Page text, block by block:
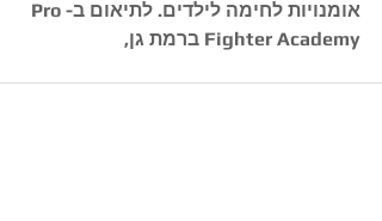
אומנויות לחימה לילדים. לתיאום ב-Pro
Fighter Academy ברמת גן,